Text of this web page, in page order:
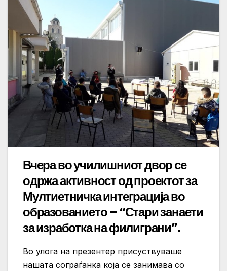
Вчера во училишниот двор се
одржа активност од проектот за
Мултиетничка интеграција во
образованието – “Стари занаети
за изработка на филиграни”.
Во улога на презентер присуствуваше
нашата сограѓанка која се занимава со